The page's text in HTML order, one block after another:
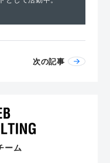
次の記事
ーム